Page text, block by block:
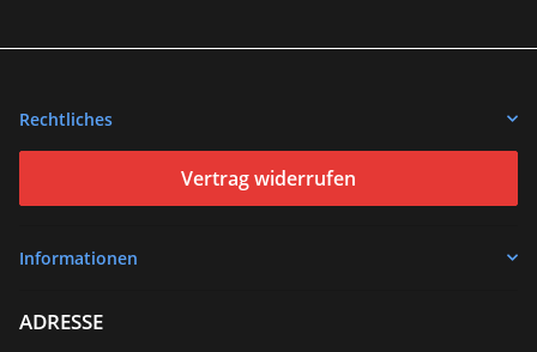
Rechtliches
Vertrag widerrufen
Informationen
ADRESSE